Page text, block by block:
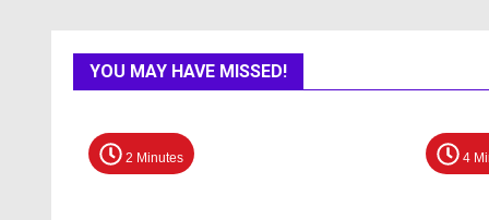
YOU MAY HAVE MISSED!
2 Minutes 4